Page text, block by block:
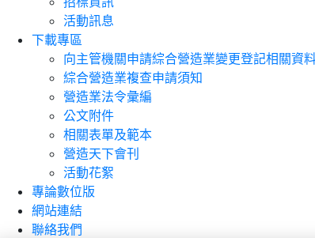
活動訊息
下載專區
向主管機關申請綜合營造業變更登記相關資
綜合營造業複查申請須知
營造業法令彙編
公文附件
相關表單及範本
營造天下會刊
活動花絮
專論數位版
網站連結
聯絡我們